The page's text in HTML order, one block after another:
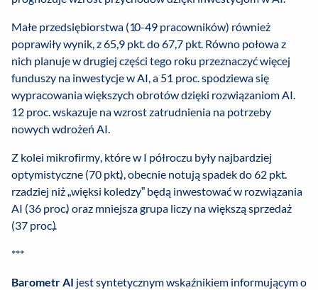
Małe przedsiębiorstwa (10-49 pracowników) również
poprawiły wynik, z 65,9 pkt. do 67,7 pkt. Równo połowa z
nich planuje w drugiej części tego roku przeznaczyć więcej
funduszy na inwestycje w AI, a 51 proc. spodziewa się
wypracowania większych obrotów dzięki rozwiązaniom AI.
12 proc. wskazuje na wzrost zatrudnienia na potrzeby
nowych wdrożeń AI.
Z kolei mikrofirmy, które w I półroczu były najbardziej
optymistyczne (70 pkt.), obecnie notują spadek do 62 pkt.
rzadziej niż „więksi koledzy” będą inwestować w rozwiązania
AI (36 proc.) oraz mniejsza grupa liczy na większą sprzedaż
(37 proc.).
***
Barometr AI jest syntetycznym wskaźnikiem informującym o